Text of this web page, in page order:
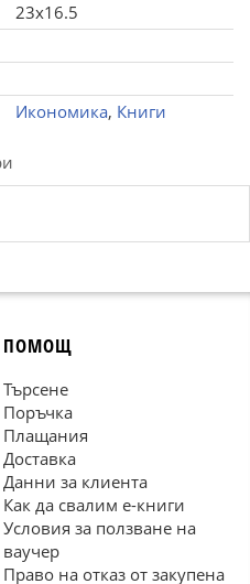
23x16.5
Икономика, Книги
ПОМОЩ
Търсене
Поръчка
Плащания
Доставка
Данни за клиента
Как да свалим е-книги
Условия за ползване на
ваучер
Право на отказ от закупена